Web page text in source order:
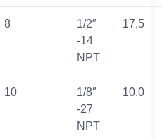
8
1/2″
-14
NPT
17,5
10
1/8″
-27
NPT
10,0